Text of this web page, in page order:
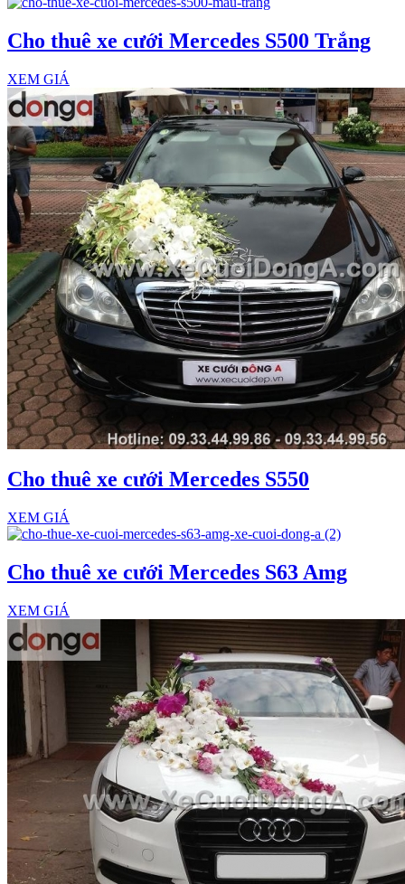
Cho thuê xe cưới Mercedes S500 Trắng
XEM GIÁ
Cho thuê xe cưới Mercedes S550
XEM GIÁ
Cho thuê xe cưới Mercedes S63 Amg
XEM GIÁ